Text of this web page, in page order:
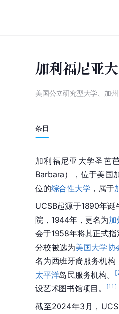
加利福尼亚
美国公立研究型大学、加
条目
加利福尼亚大学圣芭
Barbara），位于美国
位的综合性大学 ，属于
UCSB起源于1890年诞
院，1944年，更名为加
会于1958年将其正式
分校被选为美国大学协
名为西班牙裔服务机构
太平洋岛民服务机构。 [
设艺术图书馆项目。 [11 ]
截至2024年3月，